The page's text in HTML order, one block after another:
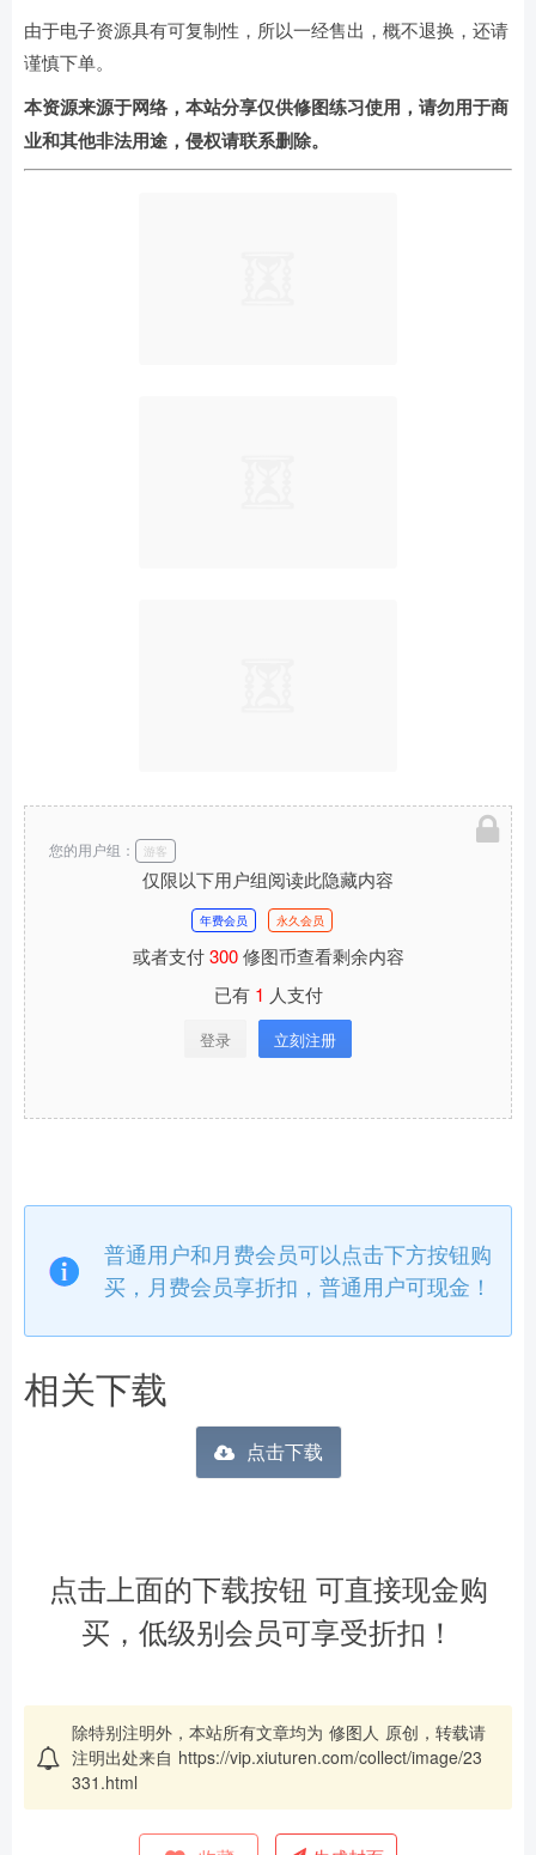
由于电子资源具有可复制性，所以一经售出，概不退换，还请
谨慎下单。
本资源来源于网络，本站分享仅供修图练习使用，请勿用于商
业和其他非法用途，侵权请联系删除。
仅限以下用户组阅读此隐藏内容
年费会员 永久会员
或者支付300修图币查看剩余内容
已有 1 人支付
登录 立刻注册
您的用户组： 游客
普通用户和月费会员可以点击下方按钮购
买，月费会员享折扣，普通用户可现金！
相关下载
点击下载
点击上面的下载按钮 可直接现金购
买，低级别会员可享受折扣！
除特别注明外，本站所有文章均为 修图人 原创，转载请
注明出处来自 https://vip.xiuturen.com/collect/image/23
331.html